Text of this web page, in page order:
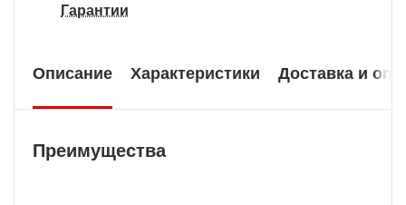
Гарантии
Описание Характеристики Доставка и
Преимущества